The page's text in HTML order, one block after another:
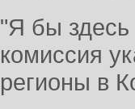
"Я бы здесь
комиссия
регионы в